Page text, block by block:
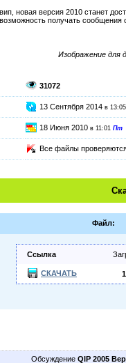
новая версия 2010 станет
получать
Изображение для
31072
13 Сентября 2014 в
18 Июня 2010 в 11:01 Пт
Все файлы
Файл:
Ссылка
СКАЧАТЬ
Обсуждение QIP 2005